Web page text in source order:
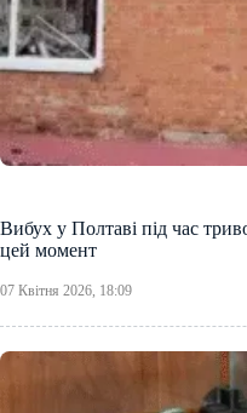
Вибух у Полтаві під час
цей момент
07 Квітня 2026, 18:09